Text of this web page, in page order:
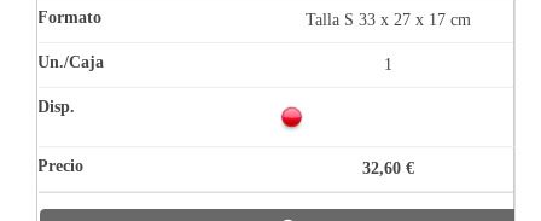
Talla S 33 x 27 x 17 cm
1
32,60 €